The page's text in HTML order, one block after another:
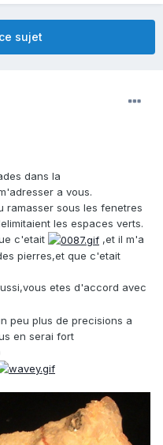
sujet
dans la
a vous.
ramasser sous les fenetres
les espaces verts.
c'etait
,et il m'a
pierres,et que c'etait
etes d'accord avec
peu plus de precisions a
en serai fort